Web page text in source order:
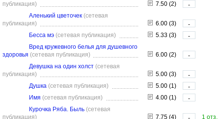
публикация)
7.50 (2)
-
Аленький цветочек (сетевая
публикация)
6.00 (3)
-
Бесса мэ (сетевая публикация) 5.33 (3)
-
Вред кружевного белья для душевного
здоровья (сетевая публикация) 6.00 (2)
-
Девушка на один холст (сетевая
публикация)
5.00 (3)
-
Душка (сетевая публикация) 5.00 (1)
-
Имя (сетевая публикация) 4.00 (1)
-
Курочка Ряба. Быль (сетевая
публикация)
7.75 (4) - 1 отз.